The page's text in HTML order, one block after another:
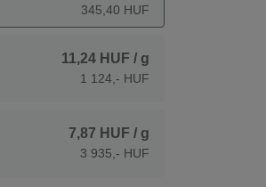
345,40 HUF
11,24 HUF / g
1 124,- HUF
7,87 HUF / g
3 935,- HUF